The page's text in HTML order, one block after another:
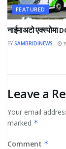
FEATURED
नाईमाअटो एक्स्पोमा
BY SAMBRIDINEWS
Leave a
Your email
marked *
Comment *